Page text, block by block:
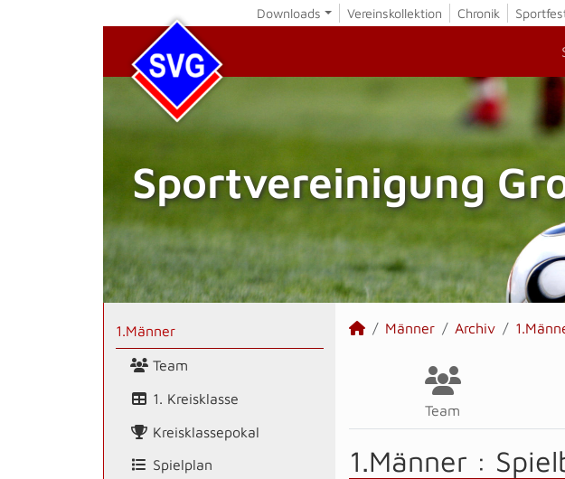
Downloads Vereinskollektion Chronik
Sportvereinigung
1.Männer
Team
1. Kreisklasse
Kreisklassepokal
Spielplan
Männer Archiv
Team
1.Männer :